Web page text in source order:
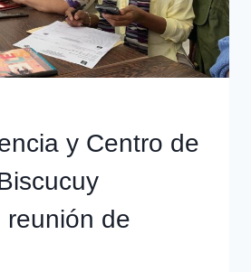
y Centro de
reunión de